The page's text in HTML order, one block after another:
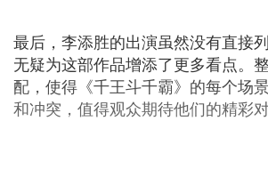
最后，李添胜的出演虽然没有直接
无疑为这部作品增添了更多看点。
配，使得《千王斗千霸》的每个场
和冲突，值得观众期待他们的精彩对